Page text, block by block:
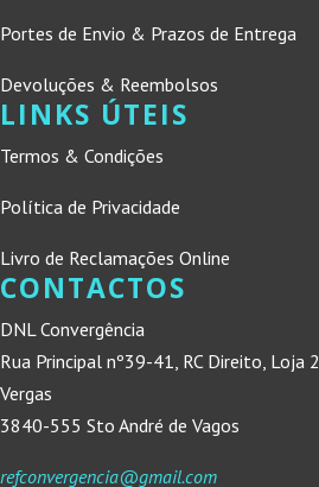
Portes de Envio & Prazos de Entrega
Devoluções & Reembolsos
LINKS ÚTEIS
Termos & Condições
Política de Privacidade
Livro de Reclamações Online
CONTACTOS
DNL Convergência
Rua Principal nº39-41, RC Direito, Loja 2
Vergas
3840-555 Sto André de Vagos
refconvergencia@gmail.com